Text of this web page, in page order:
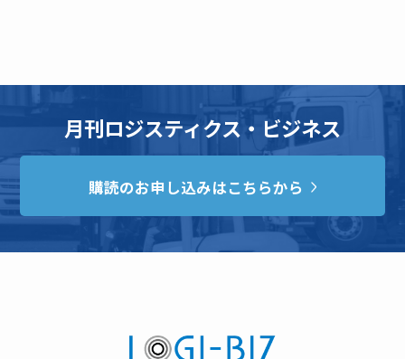
月刊ロジスティクス・ビジネス
購読のお申し込みはこちらから